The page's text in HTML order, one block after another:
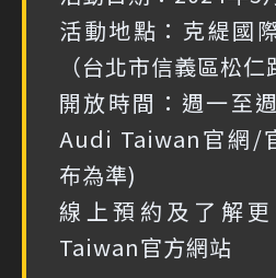
活動地點：克緹國
（台北市信義區松仁
開放時間：週一至
Audi Taiwan官網/
布為準)
線上預約及了解
Taiwan官方網站